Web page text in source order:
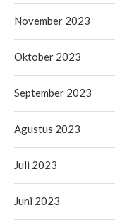
November 2023
Oktober 2023
September 2023
Agustus 2023
Juli 2023
Juni 2023